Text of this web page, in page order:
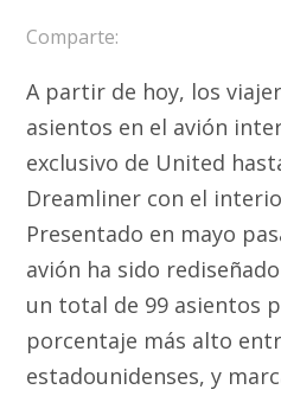
Comparte:
A partir de hoy, los
asientos en el avión
exclusivo de United
Dreamliner con el
Presentado en mayo
avión ha sido
un total de 99 asientos
porcentaje más alto
estadounidenses, y